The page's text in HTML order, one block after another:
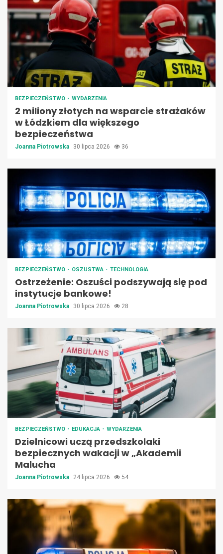
BEZPIECZEŃSTWO WYDARZENIA
2 miliony złotych na wsparcie strażaków
w Łódzkiem dla większego
bezpieczeństwa
Joanna Piotrowska 30 lipca 2026 36
BEZPIECZEŃSTWO OSZUSTWA TECHNOLOGIA
Ostrzeżenie: Oszuści podszywają się pod
instytucje bankowe!
Joanna Piotrowska 30 lipca 2026 28
BEZPIECZEŃSTWO EDUKACJA WYDARZENIA
Dzielnicowi uczą przedszkolaki
bezpiecznych wakacji w „Akademii
Malucha
Joanna Piotrowska 24 lipca 2026 54